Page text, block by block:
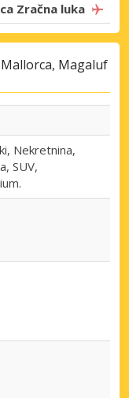
Zračna luka
Magaluf
Nekretnina,
SUV,